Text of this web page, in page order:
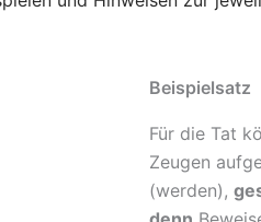
Beispielsatz
Für die Tat
Zeugen
(werden),